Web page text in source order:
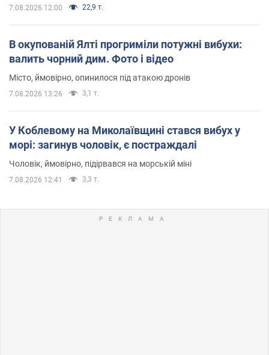
7.08.2026 12:00 22,9 т.
В окупованій Ялті прогриміли потужні вибухи:
валить чорний дим. Фото і відео
Місто, ймовірно, опинилося під атакою дронів
7.08.2026 13:26 3,1 т.
У Коблевому на Миколаївщині стався вибух у
морі: загинув чоловік, є постраждалі
Чоловік, ймовірно, підірвався на морській міні
7.08.2026 12:41 3,3 т.